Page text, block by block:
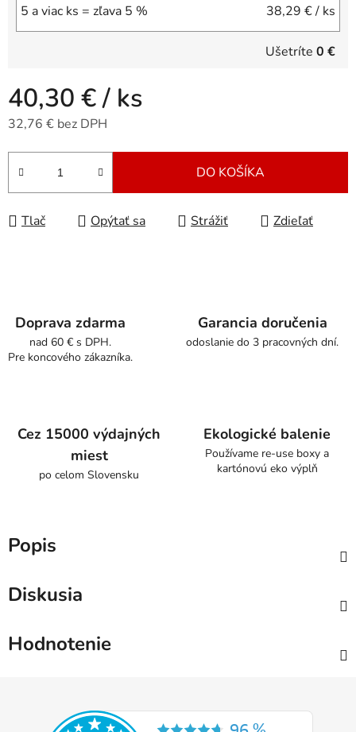
5 a viac ks = zľava 5 % 38,29 €/ ks
Ušetríte 0 €
40,30 €/ ks
32,76 € bez DPH
Jednotková cena:
DO KOŠÍKA
Tlač Opýtať sa Strážiť Zdieľať
Doprava zdarma
nad 60 € s DPH.
Pre koncového zákazníka.
Garancia doručenia
odoslanie do 3 pracovných dní.
Cez 15000 výdajných
miest
po celom Slovensku
Ekologické balenie
Používame re-use boxy a
kartónovú eko výplň
Popis
Diskusia
Hodnotenie